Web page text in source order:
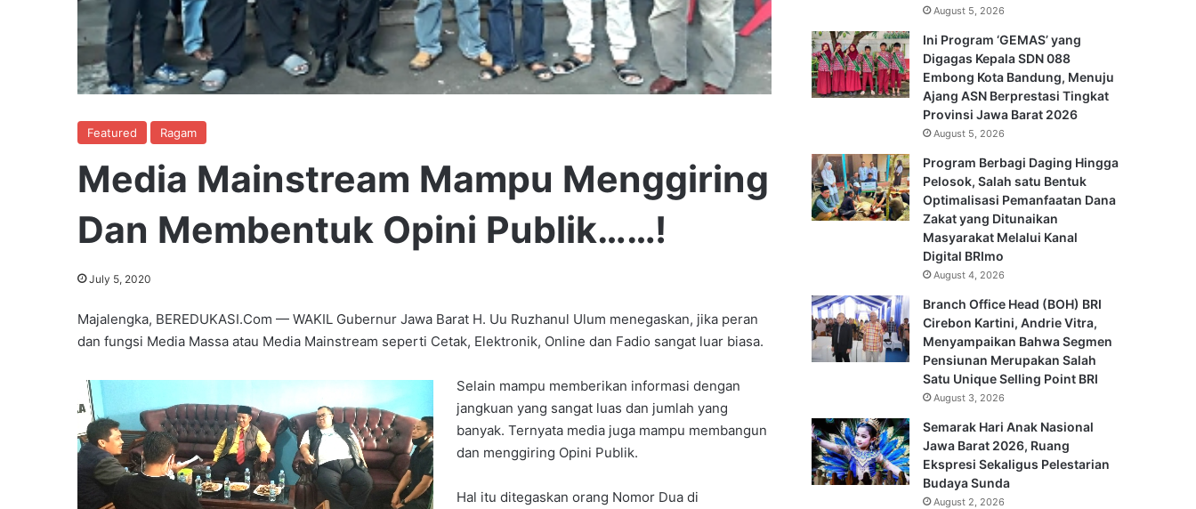
Featured Ragam
Media Mainstream Mampu Menggiring
Dan Membentuk Opini Publik……!
July 5, 2020
Majalengka, BEREDUKASI.Com — WAKIL Gubernur Jawa Barat H. Uu Ruzhanul Ulum menegaskan, jika peran
dan fungsi Media Massa atau Media Mainstream seperti Cetak, Elektronik, Online dan Fadio sangat luar biasa.
Selain mampu memberikan informasi dengan
jangkuan yang sangat luas dan jumlah yang
banyak. Ternyata media juga mampu membangun
dan menggiring Opini Publik.
Hal itu ditegaskan orang Nomor Dua di
August 5, 2026
Ini Program ‘GEMAS’ yang
Digagas Kepala SDN 088
Embong Kota Bandung, Menuju
Ajang ASN Berprestasi Tingkat
Provinsi Jawa Barat 2026
August 5, 2026
Program Berbagi Daging Hingga
Pelosok, Salah satu Bentuk
Optimalisasi Pemanfaatan Dana
Zakat yang Ditunaikan
Masyarakat Melalui Kanal
Digital BRImo
August 4, 2026
Branch Office Head (BOH) BRI
Cirebon Kartini, Andrie Vitra,
Menyampaikan Bahwa Segmen
Pensiunan Merupakan Salah
Satu Unique Selling Point BRI
August 3, 2026
Semarak Hari Anak Nasional
Jawa Barat 2026, Ruang
Ekspresi Sekaligus Pelestarian
Budaya Sunda
August 2, 2026